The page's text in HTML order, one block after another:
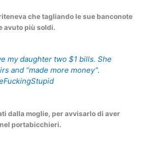
che tagliando le sue banconote
avuto più soldi.
my daughter two $1 bills. She
and “made more money”.
dalla moglie, per avvisarlo di aver
portabicchieri.